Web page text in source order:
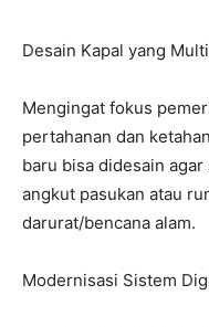
​Desain Kapal yang
Mengingat fokus
pertahanan dan
baru bisa didesain
angkut pasukan atau
darurat/bencana alam.
​Modernisasi Sistem